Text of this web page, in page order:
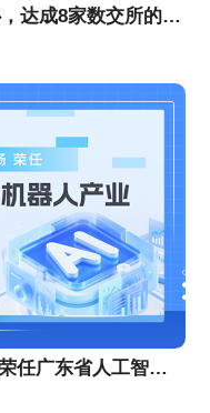
东信云入驻浙江大数据交易中心，达成8家数交所的数商认证及入驻
东信营销科技董事长&CEO刘杨荣任广东省人工智能与机器人产业联盟理事